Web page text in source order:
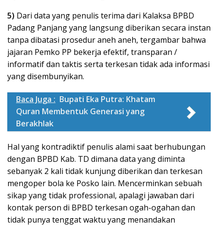
5) Dari data yang penulis terima dari Kalaksa BPBD
Padang Panjang yang langsung diberikan secara instan
tanpa dibatasi prosedur aneh aneh, tergambar bahwa
jajaran Pemko PP bekerja efektif, transparan /
informatif dan taktis serta terkesan tidak ada informasi
yang disembunyikan.
Baca Juga : Bupati Eka Putra: Khatam
Quran Membentuk Generasi yang
Berakhlak
Hal yang kontradiktif penulis alami saat berhubungan
dengan BPBD Kab. TD dimana data yang diminta
sebanyak 2 kali tidak kunjung diberikan dan terkesan
mengoper bola ke Posko lain. Mencerminkan sebuah
sikap yang tidak professional, apalagi jawaban dari
kontak person di BPBD terkesan ogah-ogahan dan
tidak punya tenggat waktu yang menandakan